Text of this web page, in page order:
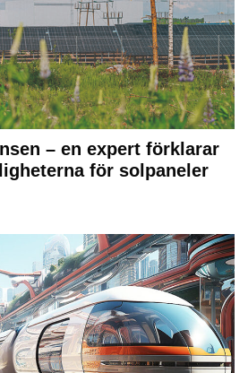
– en expert förklarar
för solpaneler